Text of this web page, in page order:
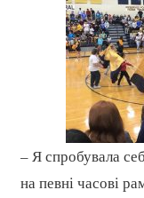
– Я спробувала
на певні часові